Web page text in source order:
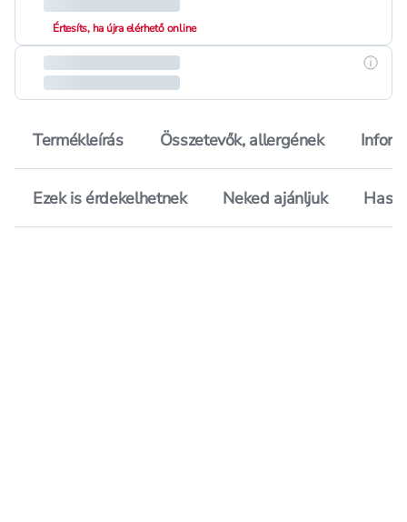
Értesíts, ha újra elérhető online
Termékleírás Összetevők, allergének
Ezek is érdekelhetnek Neked ajánljuk